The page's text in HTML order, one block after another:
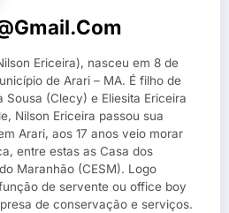
Ericeira), nasceu em 8 de
de Arari – MA. É filho de
Sousa (Clecy) e Eliesita Ericeira
Nilson Ericeira passou sua
Arari, aos 17 anos veio morar
entre estas as Casa dos
Maranhão (CESM). Logo
de servente ou office boy
de conservação e serviços.